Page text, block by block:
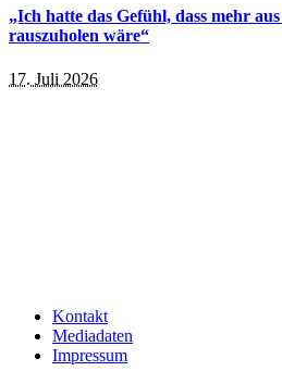
„Ich hatte das Gefühl, dass mehr
rauszuholen wäre“
17. Juli 2026
Kontakt
Mediadaten
Impressum